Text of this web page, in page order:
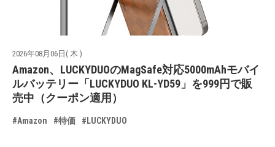
2026年08月06日( 木 )
Amazon、LUCKYDUOのMagSafe対応5000mAhモバイ
ルバッテリー「LUCKYDUO KL-YD59」を999円で販
売中（クーポン適用）
#Amazon #特価 #LUCKYDUO